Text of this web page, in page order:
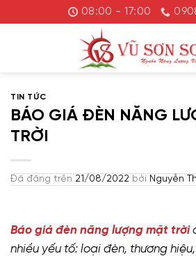
đến
08:00 - 17:00
TIN TỨC
BÁO GIÁ ĐÈN NĂNG
TRỜI
Đã đăng trên 21/08/2022 bởi Nguyễn
Báo giá đèn năng lượng mặt trời
nhiều yếu tố: loại đèn, thương